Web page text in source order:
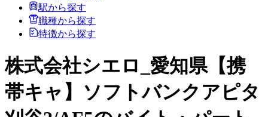
駅から探す
職種から探す
特徴から探す
株式会社シエロ_愛知県【携
帯キャ】ソフトバンクアピタ